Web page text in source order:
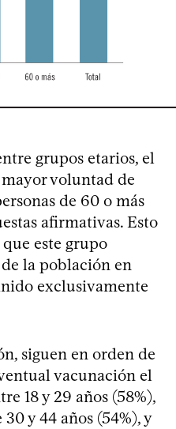
grupos etarios, el
voluntad de
de 60 o más
afirmativas. Esto
este grupo
la población en
exclusivamente
siguen en orden de
vacunación el
18 y 29 años (58%),
y 44 años (54%), y